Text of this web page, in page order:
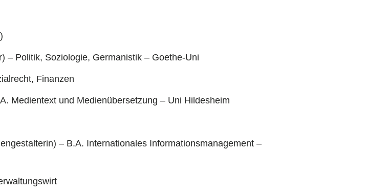
– Politik, Soziologie, Germanistik – Goethe-Uni
Finanzen
Medientext und Medienübersetzung – Uni Hildesheim
– B.A. Internationales Informationsmanagement –